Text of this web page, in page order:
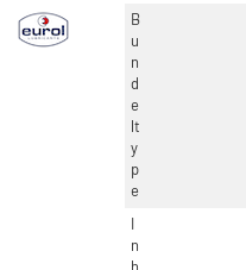
B
u
n
d
e
lt
y
p
e
n